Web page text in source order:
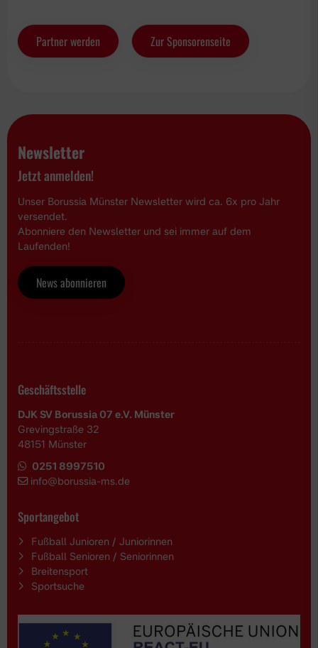
Partner werden Zur Sponsorenseite
Newsletter
Jetzt anmelden!
Unser Borussia Münster Newsletter wird ca. 6x pro Jahr
versendet.
Abonniere den Newsletter und sei immer auf dem
Laufenden!
News abonnieren
Geschäftsstelle
DJK SV Borussia 07 e.V. Münster
Grevingstraße 32
48151 Münster
0251 8997510
info@borussia-ms.de
Sportangebot
Fußball Junioren / Juniorinnen
Fußball Senioren / Seniorinnen
Breitensport
Sportsuche